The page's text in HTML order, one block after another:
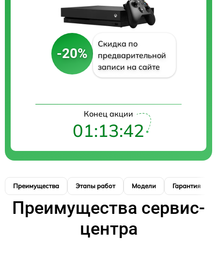
-20%
Скидка по
предварительной
записи на сайте
Конец акции
01:13:41
Преимущества Этапы работ Модели Гарантия
Преимущества сервис-
центра